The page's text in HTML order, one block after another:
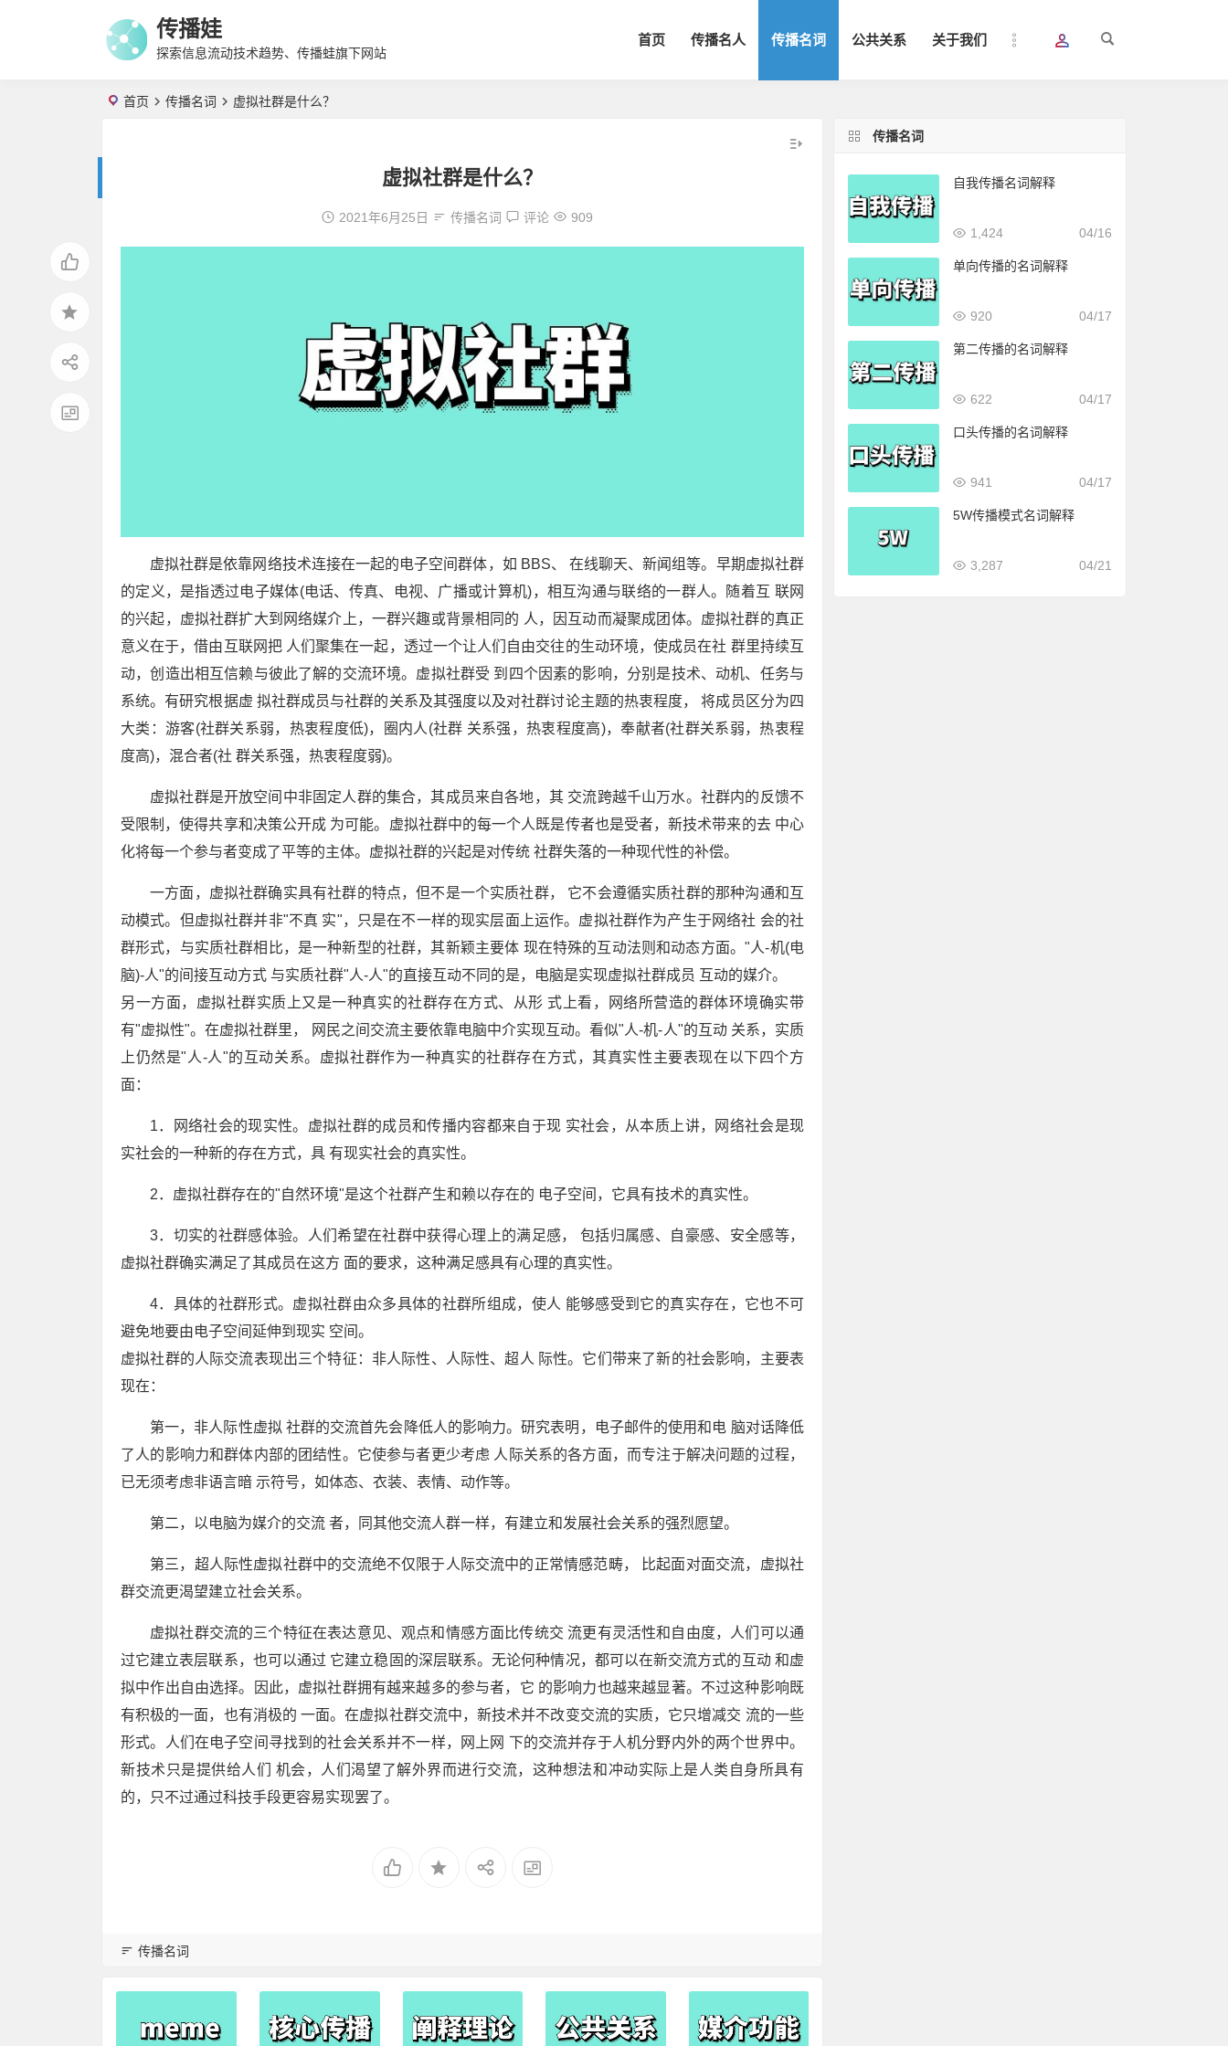
传播娃
探索信息流动技术趋势、传播蛙旗下网站
首页 传播名人 传播名词 公共关系 关于我们
首页 传播名词 虚拟社群是什么？
虚拟社群是什么？
2021年6月25日 传播名词 评论 909
虚拟社群是依靠网络技术连接在一起的电子空间群体，如 BBS、 在线聊天、新闻组等。早期虚拟社群
的定义，是指透过电子媒体(电话、传真、电视、广播或计算机)，相互沟通与联络的一群人。随着互 联网
的兴起，虚拟社群扩大到网络媒介上，一群兴趣或背景相同的 人，因互动而凝聚成团体。虚拟社群的真正
意义在于，借由互联网把 人们聚集在一起，透过一个让人们自由交往的生动环境，使成员在社 群里持续互
动，创造出相互信赖与彼此了解的交流环境。虚拟社群受 到四个因素的影响，分别是技术、动机、任务与
系统。有研究根据虚 拟社群成员与社群的关系及其强度以及对社群讨论主题的热衷程度， 将成员区分为四
大类：游客(社群关系弱，热衷程度低)，圈内人(社群 关系强，热衷程度高)，奉献者(社群关系弱，热衷程
度高)，混合者(社 群关系强，热衷程度弱)。
虚拟社群是开放空间中非固定人群的集合，其成员来自各地，其 交流跨越千山万水。社群内的反馈不
受限制，使得共享和决策公开成 为可能。虚拟社群中的每一个人既是传者也是受者，新技术带来的去 中心
化将每一个参与者变成了平等的主体。虚拟社群的兴起是对传统 社群失落的一种现代性的补偿。
一方面，虚拟社群确实具有社群的特点，但不是一个实质社群， 它不会遵循实质社群的那种沟通和互
动模式。但虚拟社群并非"不真 实"，只是在不一样的现实层面上运作。虚拟社群作为产生于网络社 会的社
群形式，与实质社群相比，是一种新型的社群，其新颖主要体 现在特殊的互动法则和动态方面。"人-机(电
脑)-人"的间接互动方式 与实质社群"人-人"的直接互动不同的是，电脑是实现虚拟社群成员 互动的媒介。
另一方面，虚拟社群实质上又是一种真实的社群存在方式、从形 式上看，网络所营造的群体环境确实带
有"虚拟性"。在虚拟社群里， 网民之间交流主要依靠电脑中介实现互动。看似"人-机-人"的互动 关系，实质
上仍然是"人-人"的互动关系。虚拟社群作为一种真实的社群存在方式，其真实性主要表现在以下四个方
面：
1．网络社会的现实性。虚拟社群的成员和传播内容都来自于现 实社会，从本质上讲，网络社会是现
实社会的一种新的存在方式，具 有现实社会的真实性。
2．虚拟社群存在的"自然环境"是这个社群产生和赖以存在的 电子空间，它具有技术的真实性。
3．切实的社群感体验。人们希望在社群中获得心理上的满足感， 包括归属感、自豪感、安全感等，
虚拟社群确实满足了其成员在这方 面的要求，这种满足感具有心理的真实性。
4．具体的社群形式。虚拟社群由众多具体的社群所组成，使人 能够感受到它的真实存在，它也不可
避免地要由电子空间延伸到现实 空间。
虚拟社群的人际交流表现出三个特征：非人际性、人际性、超人 际性。它们带来了新的社会影响，主要表
现在：
第一，非人际性虚拟 社群的交流首先会降低人的影响力。研究表明，电子邮件的使用和电 脑对话降低
了人的影响力和群体内部的团结性。它使参与者更少考虑 人际关系的各方面，而专注于解决问题的过程，
已无须考虑非语言暗 示符号，如体态、衣装、表情、动作等。
第二，以电脑为媒介的交流 者，同其他交流人群一样，有建立和发展社会关系的强烈愿望。
第三，超人际性虚拟社群中的交流绝不仅限于人际交流中的正常情感范畴， 比起面对面交流，虚拟社
群交流更渴望建立社会关系。
虚拟社群交流的三个特征在表达意见、观点和情感方面比传统交 流更有灵活性和自由度，人们可以通
过它建立表层联系，也可以通过 它建立稳固的深层联系。无论何种情况，都可以在新交流方式的互动 和虚
拟中作出自由选择。因此，虚拟社群拥有越来越多的参与者，它 的影响力也越来越显著。不过这种影响既
有积极的一面，也有消极的 一面。在虚拟社群交流中，新技术并不改变交流的实质，它只增减交 流的一些
形式。人们在电子空间寻找到的社会关系并不一样，网上网 下的交流并存于人机分野内外的两个世界中。
新技术只是提供给人们 机会，人们渴望了解外界而进行交流，这种想法和冲动实际上是人类自身所具有
的，只不过通过科技手段更容易实现罢了。
传播名词
传播名词
自我传播名词解释
04/16
1,424
单向传播的名词解释
04/17
920
第二传播的名词解释
04/17
622
口头传播的名词解释
04/17
941
5W传播模式名词解释
04/21
3,287